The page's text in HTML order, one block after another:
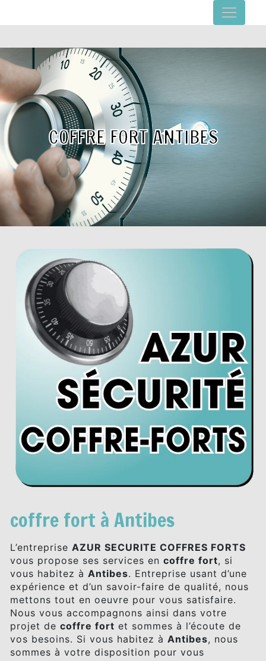
COFFRE FORT ANTIBES
coffre fort à Antibes
L’entreprise AZUR SECURITE COFFRES FORTS
vous propose ses services en coffre fort, si
vous habitez à Antibes. Entreprise usant d’une
expérience et d’un savoir-faire de qualité, nous
mettons tout en oeuvre pour vous satisfaire.
Nous vous accompagnons ainsi dans votre
projet de coffre fort et sommes à l’écoute de
vos besoins. Si vous habitez à Antibes, nous
sommes à votre disposition pour vous